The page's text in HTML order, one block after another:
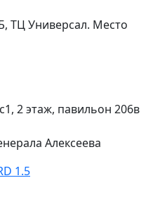
ТЦ Универсал. Место
2 этаж, павильон 206в
Алексеева
1.5